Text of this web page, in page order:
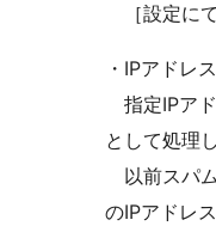
［設定に
・IPアドレ
指定IPア
として処理
以前スパ
のIPアドレ